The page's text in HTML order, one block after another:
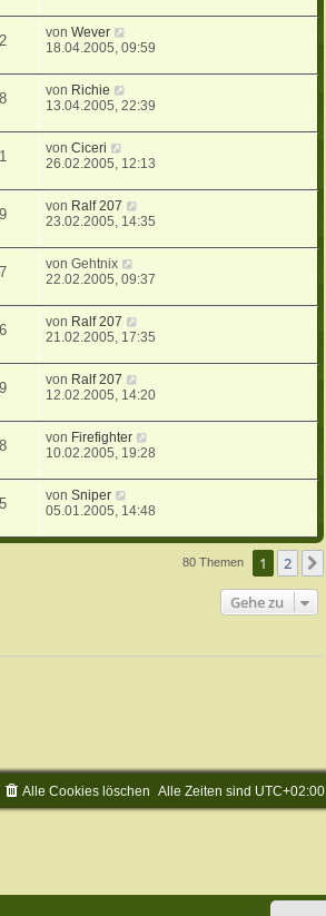
vonWever
18.04.2005, 09:59
von Richie
13.04.2005, 22:39
vonCiceri
26.02.2005, 12:13
von Ralf 207
23.02.2005, 14:35
vonGehtnix
22.02.2005, 09:37
von Ralf 207
21.02.2005, 17:35
von Ralf 207
12.02.2005, 14:20
von Firefighter
10.02.2005, 19:28
vonSniper
05.01.2005, 14:48
80 Themen 1 2
Gehe zu
Alle Zeiten sind UTC+02:00
Alle Cookies löschen